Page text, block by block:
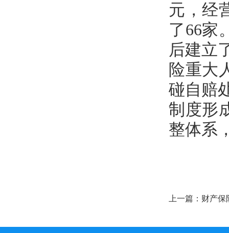
元，经
了66家
后建立
险重大
碰自赔
制度形
整体系
上一篇： 财产保